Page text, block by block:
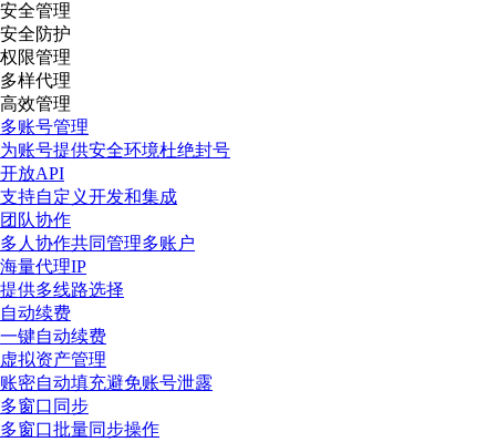
安全管理
安全防护
权限管理
多样代理
高效管理
多账号管理
为账号提供安全环境杜绝封号
开放API
支持自定义开发和集成
团队协作
多人协作共同管理多账户
海量代理IP
提供多线路选择
自动续费
一键自动续费
虚拟资产管理
账密自动填充避免账号泄露
多窗口同步
多窗口批量同步操作